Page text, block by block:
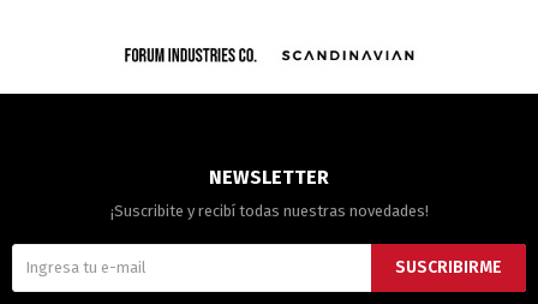
NEWSLETTER
¡Suscribite y recibí todas nuestras novedades!
SUSCRIBIRME